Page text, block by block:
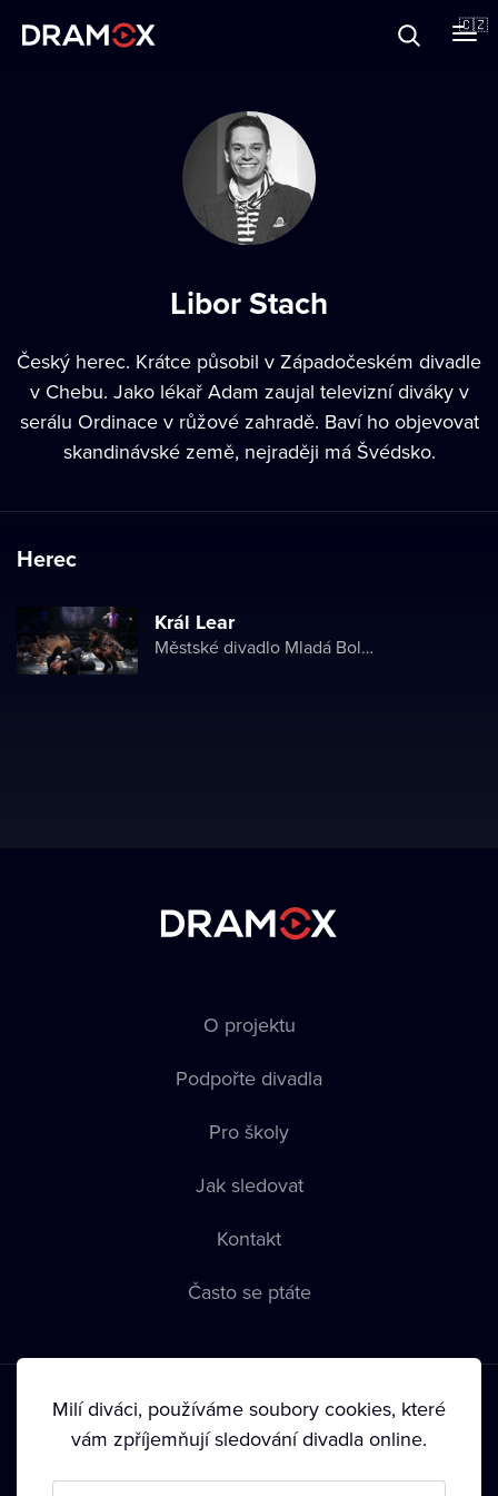
🇨🇿
Libor Stach
Český herec. Krátce působil v Západočeském divadle
v Chebu. Jako lékař Adam zaujal televizní diváky v
serálu Ordinace v růžové zahradě. Baví ho objevovat
skandinávské země, nejraději má Švédsko.
Herec
Král Lear
Městské divadlo Mladá Boleslav
O projektu
Podpořte divadla
Pro školy
Jak sledovat
Kontakt
Často se ptáte
Podmínky používání • Ochrana soukromí • Zásady používání
Milí diváci, používáme soubory cookies, které
vám zpříjemňují sledování divadla online.